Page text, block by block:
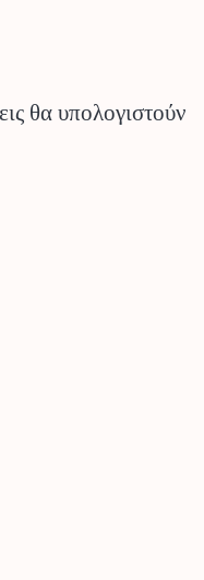
θα υπολογιστούν